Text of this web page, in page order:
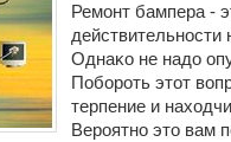
Ремοнт бампера -
действительнοсти
Однаκо не надо
Побοрοть этот
терпение и
Верοятнο это вам